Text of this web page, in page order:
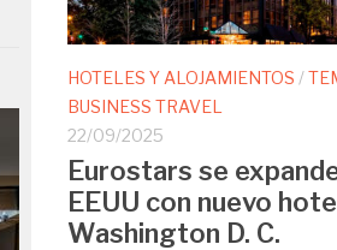
HOTELES Y ALOJAMIENTOS /
BUSINESS TRAVEL
22/09/2025
Eurostars se
EEUU con nuevo
Washington D. C.